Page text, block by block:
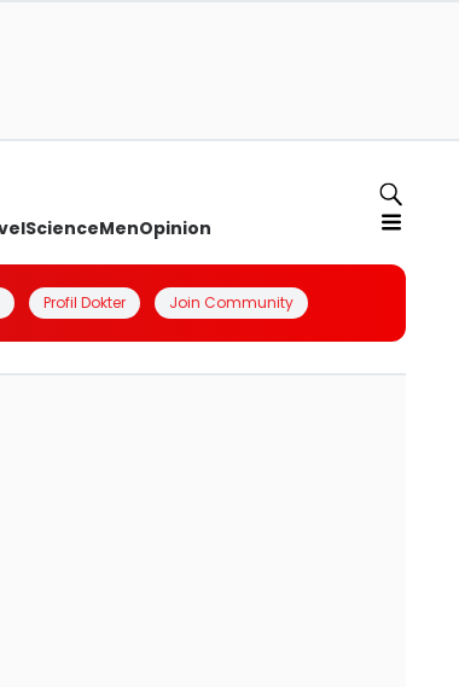
ScienceMenOpinion
Profil Dokter Join Community